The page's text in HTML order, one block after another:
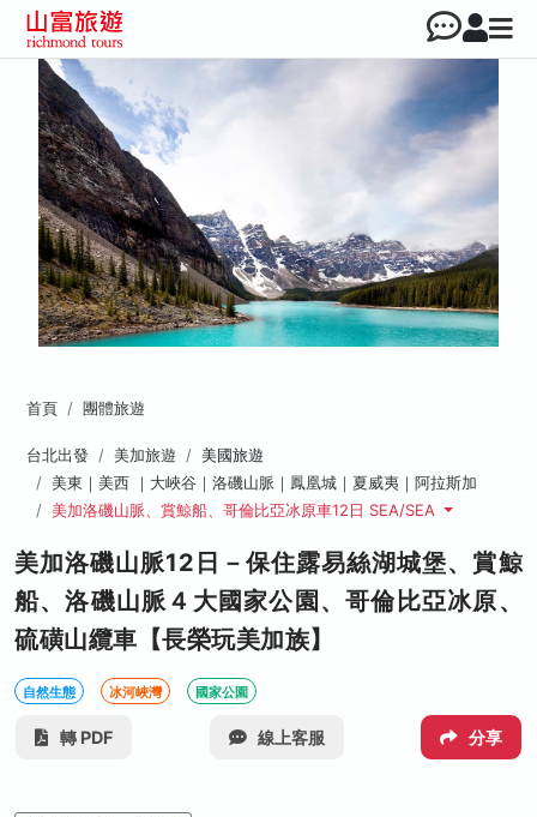
首頁 團體旅遊
台北出發 美加旅遊
美國旅遊
美東｜美西 ｜大峽谷｜洛磯山脈｜鳳凰城｜夏威夷｜阿拉斯加
美加洛磯山脈、賞鯨船、哥倫比亞冰原車12日 SEA/SEA
美加洛磯山脈12日－保住露易絲湖城堡、賞鯨
船、洛磯山脈４大國家公園、哥倫比亞冰原、
硫磺山纜車【長榮玩美加族】
自然生態 冰河峽灣 國家公園
轉 PDF 線上客服 分享